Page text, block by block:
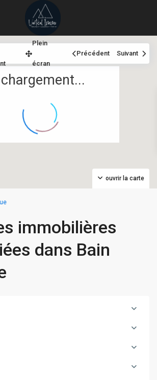
chargement...
ouvrir la carte
Plein
écran
Précédent Suivant
immobilières
dans Bain